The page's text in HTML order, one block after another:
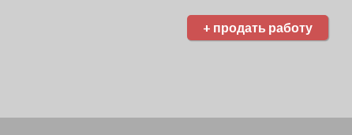
+ продать работу